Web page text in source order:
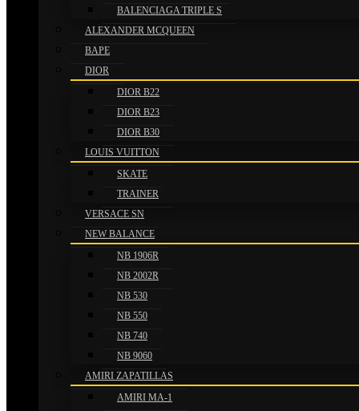
BALENCIAGA TRIPLE S
ALEXANDER MCQUEEN
BAPE
DIOR
DIOR B22
DIOR B23
DIOR B30
LOUIS VUITTON
SKATE
TRAINER
VERSACE SN
NEW BALANCE
NB 1906R
NB 2002R
NB 530
NB 550
NB 740
NB 9060
AMIRI ZAPATILLAS
AMIRI MA-1